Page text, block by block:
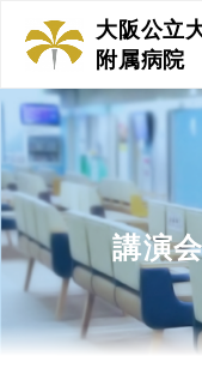
大阪公立
附属病院
講演